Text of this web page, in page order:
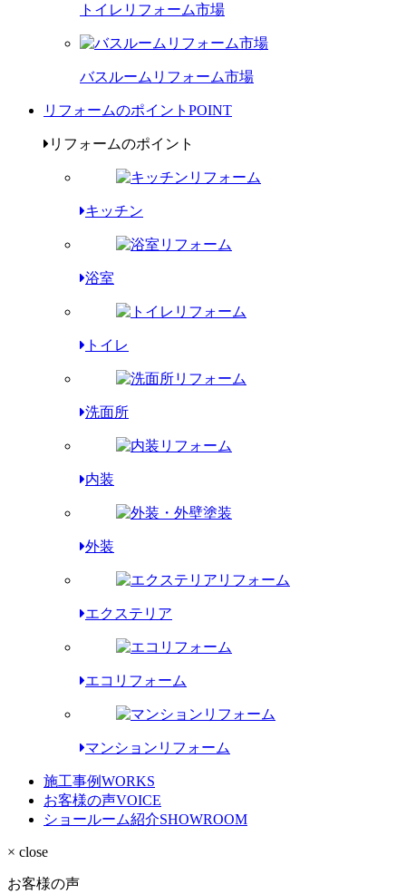
トイレリフォーム市場
バスルームリフォーム市場
リフォームのポイント POINT
リフォームのポイント
キッチン
浴室
トイレ
洗面所
内装
外装
エクステリア
エコリフォーム
マンションリフォーム
施工事例WORKS
お客様の声VOICE
ショールーム紹介SHOWROOM
× close
お客様の声